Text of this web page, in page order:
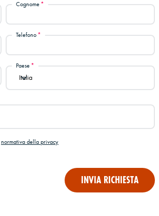
Cognome
Telefono
Paese
Paese
Italia
normativa della privacy
INVIA RICHIESTA